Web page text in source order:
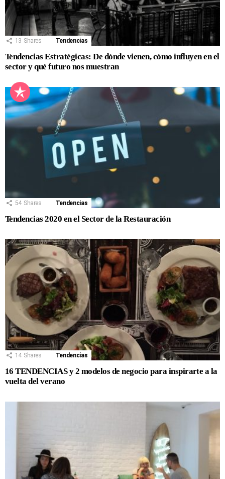
13 Shares Tendencias
Tendencias Estratégicas: De dónde vienen, cómo influyen en el
sector y qué futuro nos muestran
54 Shares Tendencias
Tendencias 2020 en el Sector de la Restauración
14 Shares Tendencias
16 TENDENCIAS y 2 modelos de negocio para inspirarte a la
vuelta del verano